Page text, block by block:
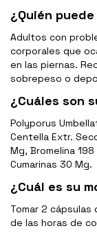
¿Quién
Adultos con
corporales que
en las piernas.
sobrepeso o
¿Cuáles son
Polyporus
Centella Extr.
Mg, Bromelina
Cumarinas 30 Mg.
¿Cuál es su
Tomar 2
de las horas de